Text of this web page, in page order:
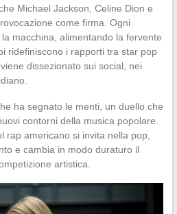
Michael Jackson, Celine Dion e
come firma. Ogni
macchina, alimentando la fervente
ridefiniscono i rapporti tra star pop
dissezionato sui social, nei
ha segnato le menti, un duello che
contorni della musica popolare.
rap americano si invita nella pop,
e cambia in modo duraturo il
artistica.